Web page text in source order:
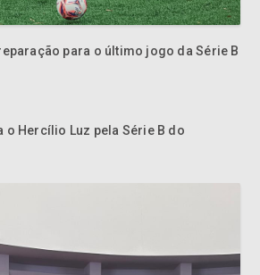
para o último jogo da Série B
o Hercílio Luz pela Série B do